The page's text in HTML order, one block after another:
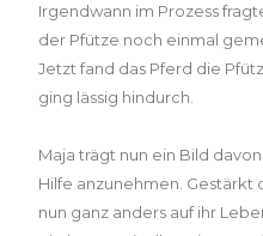
Irgendwann im Prozess
der Pfütze noch einmal
Jetzt fand das Pferd die
ging lässig hindurch.
Maja trägt nun ein Bild
Hilfe anzunehmen. Gestärkt
nun ganz anders auf ihr